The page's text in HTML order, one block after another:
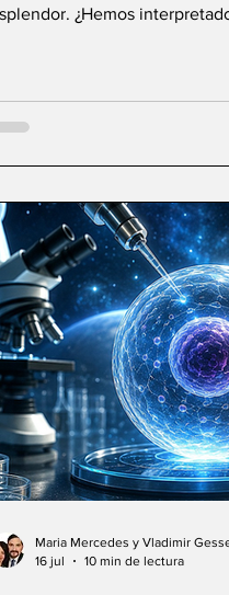
¿Hemos
Maria Mercedes y Vladimir
16 jul
10 min de lectura